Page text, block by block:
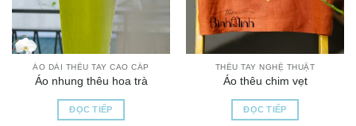
ÁO DÀI THÊU TAY CAO CẤP
Áo nhung thêu hoa trà
ĐỌC TIẾP
THÊU TAY NGHỆ THUẬT
Áo thêu chim vẹt
ĐỌC TIẾP